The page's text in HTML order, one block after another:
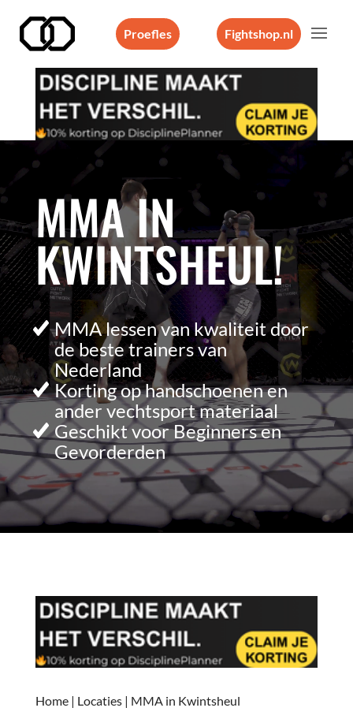
Proefles Fightshop.nl
MMA IN
KWINTSHEUL!
MMA lessen van kwaliteit door
de beste trainers van
Nederland
Korting op handschoenen en
ander vechtsport materiaal
Geschikt voor Beginners en
Gevorderden
Home| Locaties| MMA in Kwintsheul